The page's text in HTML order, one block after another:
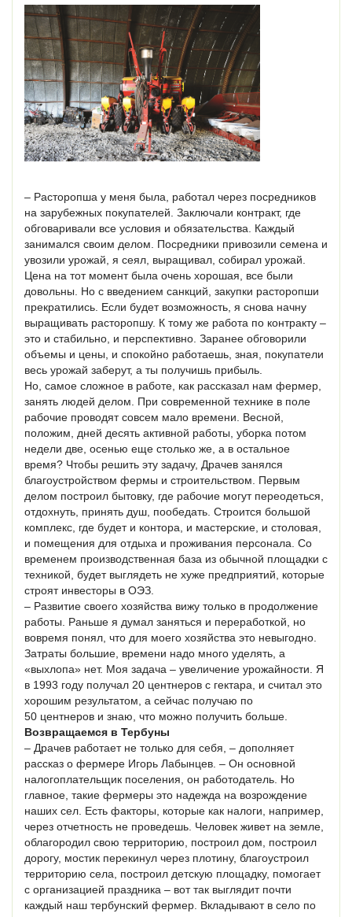
– Расторопша у меня была, работал через посредников
на зарубежных покупателей. Заключали контракт, где
обговаривали все условия и обязательства. Каждый
занимался своим делом. Посредники привозили семена и
увозили урожай, я сеял, выращивал, собирал урожай.
Цена на тот момент была очень хорошая, все были
довольны. Но с введением санкций, закупки расторопши
прекратились. Если будет возможность, я снова начну
выращивать расторопшу. К тому же работа по контракту –
это и стабильно, и перспективно. Заранее обговорили
объемы и цены, и спокойно работаешь, зная, покупатели
весь урожай заберут, а ты получишь прибыль.
Но, самое сложное в работе, как рассказал нам фермер,
занять людей делом. При современной технике в поле
рабочие проводят совсем мало времени. Весной,
положим, дней десять активной работы, уборка потом
недели две, осенью еще столько же, а в остальное
время? Чтобы решить эту задачу, Драчев занялся
благоустройством фермы и строительством. Первым
делом построил бытовку, где рабочие могут переодеться,
отдохнуть, принять душ, пообедать. Строится большой
комплекс, где будет и контора, и мастерские, и столовая,
и помещения для отдыха и проживания персонала. Со
временем производственная база из обычной площадки с
техникой, будет выглядеть не хуже предприятий, которые
строят инвесторы в ОЭЗ.
– Развитие своего хозяйства вижу только в продолжение
работы. Раньше я думал заняться и переработкой, но
вовремя понял, что для моего хозяйства это невыгодно.
Затраты большие, времени надо много уделять, а
«выхлопа» нет. Моя задача – увеличение урожайности. Я
в 1993 году получал 20 центнеров с гектара, и считал это
хорошим результатом, а сейчас получаю по
50 центнеров и знаю, что можно получить больше.
Возвращаемся в Тербуны
– Драчев работает не только для себя, – дополняет
рассказ о фермере Игорь Лабынцев. – Он основной
налогоплательщик поселения, он работодатель. Но
главное, такие фермеры это надежда на возрождение
наших сел. Есть факторы, которые как налоги, например,
через отчетность не проведешь. Человек живет на земле,
облагородил свою территорию, построил дом, построил
дорогу, мостик перекинул через плотину, благоустроил
территорию села, построил детскую площадку, помогает
с организацией праздника – вот так выглядит почти
каждый наш тербунский фермер. Вкладывают в село по